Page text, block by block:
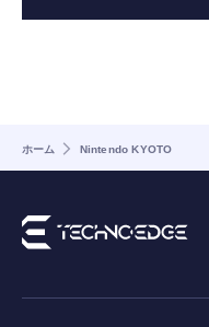
ホーム Nintendo KYOTO